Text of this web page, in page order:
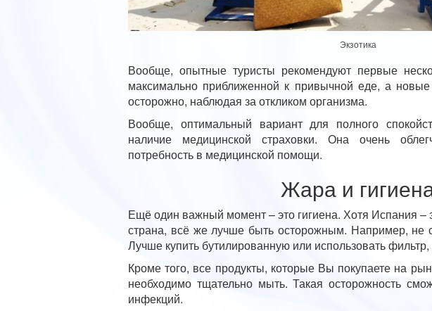
Экзотика
Вообще, опытные туристы рекомендуют первые
максимально приближенной к привычной еде, а
осторожно, наблюдая за откликом организма.
Вообще, оптимальный вариант для полного
наличие медицинской страховки. Она очень
потребность в медицинской помощи.
Жара и
Ещё один важный момент – это гигиена. Хотя Испания –
страна, всё же лучше быть осторожным. Например, не
Лучше купить бутилированную или использовать
Кроме того, все продукты, которые Вы покупаете на
необходимо тщательно мыть. Такая осторожность
инфекций.